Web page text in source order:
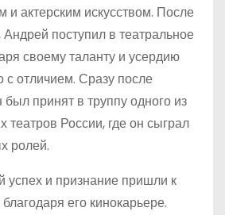
и актерским искусством. После
поступил в театральное
своему таланту и усердию
с отличием. Сразу после
принят в труппу одного из
России, где он сыграл
ролей.
успех и признание пришли к
его кинокарьере.